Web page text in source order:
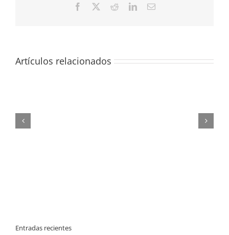
Facebook RedditLinkedInCorreo
Artículos relacionados
Entradas recientes